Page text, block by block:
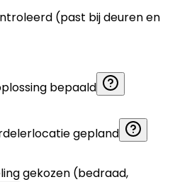
(past bij deuren en
bepaald
gepland
gekozen (bedraad,